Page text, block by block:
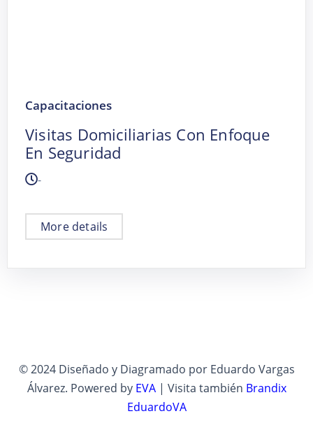
Capacitaciones
Visitas Domiciliarias Con Enfoque
En Seguridad
-
More details
© 2024 Diseñado y Diagramado por Eduardo Vargas
Álvarez. Powered by EVA| Visita también Brandix
EduardoVA